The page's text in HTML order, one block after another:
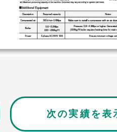
次の実績を表